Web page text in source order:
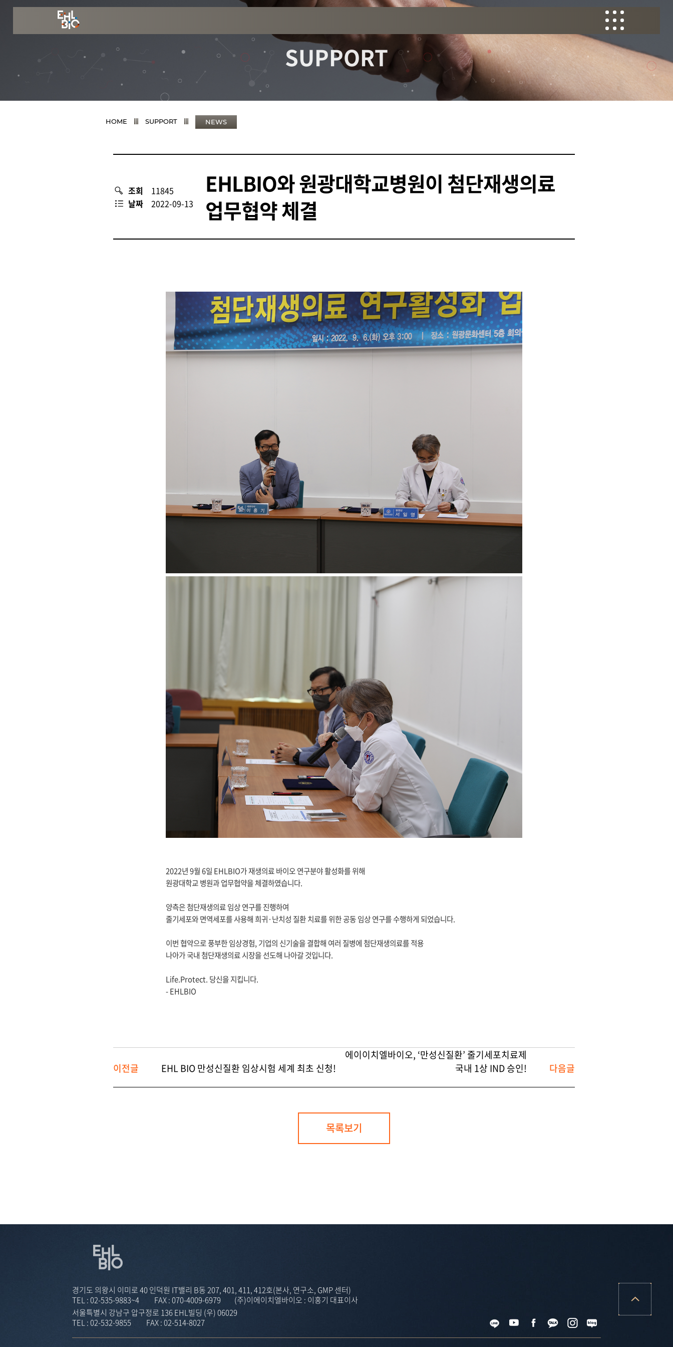
SUPPORT
HOME SUPPORT NEWS
조회
11845
날짜
2022-09-13
EHLBIO와 원광대학교병원이 첨단재생의료
업무협약 체결
2022년 9월 6일 EHLBIO가 재생의료 바이오 연구분야 활성화를 위해
원광대학교 병원과 업무협약을 체결하였습니다.
양측은 첨단재생의료 임상 연구를 진행하여
줄기세포와 면역세포를 사용해 희귀·난치성 질환 치료를 위한 공동 임상 연구를 수행하게 되었습니다.
이번 협약으로 풍부한 임상경험, 기업의 신기술을 결합해 여러 질병에 첨단재생의료를 적용
나아가 국내 첨단재생의료 시장을 선도해 나아갈 것입니다.
Life.Protect. 당신을 지킵니다.
- EHLBIO
이전글 EHL BIO 만성신질환 임상시험 세계 최초 신청!
에이이치엘바이오, ‘만성신질환’ 줄기세포치료제
국내 1상 IND 승인!
다음글
목록보기
경기도 의왕시 이미로 40 인덕원 IT밸리 B동 207, 401, 411, 412호(본사, 연구소, GMP 센터)
TEL :02-535-9883~4 FAX :070-4009-6979 (주)이에이치엘바이오 : 이홍기 대표이사
서울특별시 강남구 압구정로 136 EHL빌딩 (우) 06029
TEL :02-532-9855 FAX :02-514-8027